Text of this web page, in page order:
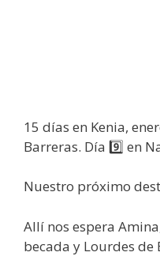
15 días en Kenia,
Barreras. Día 9️⃣ en
Nuestro próximo
Allí nos espera
becada y Lourdes de